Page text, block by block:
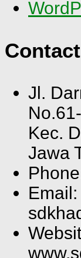
Jl.
Kec.
Jawa
Email: